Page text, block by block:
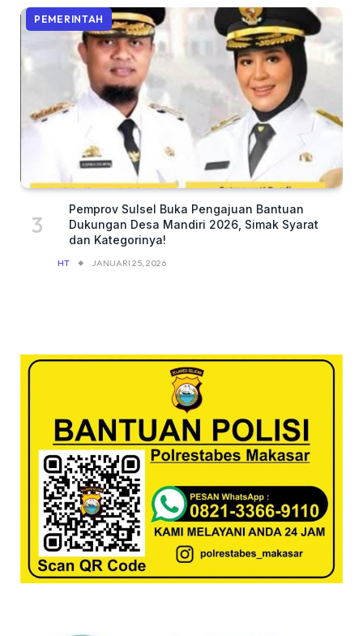
PEMERINTAH
Pemprov Sulsel Buka Pengajuan Bantuan
Dukungan Desa Mandiri 2026, Simak Syarat
dan Kategorinya!
HT JANUARI 25, 2026